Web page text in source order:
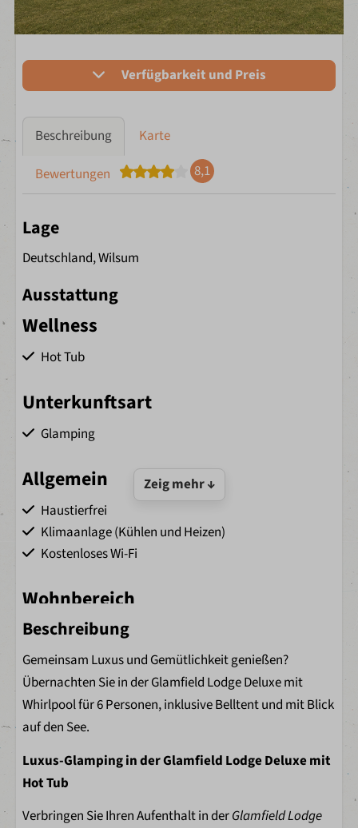
Verfügbarkeit und Preis
Beschreibung
Karte
Bewertungen
8,1
Lage
Deutschland, Wilsum
Ausstattung
Wellness
Hot Tub
Unterkunftsart
Glamping
Allgemein
Haustierfrei
Klimaanlage (Kühlen und Heizen)
Kostenloses Wi-Fi
Wohnbereich
Essecke
Schlafzimmer
Bettwäsche mit bezogenen Betten bei Ankunft
Bettwäsche inklusive
3 Schlafzimmer
Bettdecken
Kopfkissen
Kleiderschränke
Zeig mehr ↓
Beschreibung
Gemeinsam Luxus und Gemütlichkeit genießen?
Übernachten Sie in der Glamfield Lodge Deluxe mit
Whirlpool für 6 Personen, inklusive Belltent und mit Blick
auf den See.
Luxus-Glamping in der Glamfield Lodge Deluxe mit
Hot Tub
Verbringen Sie Ihren Aufenthalt in derGlamfield Lodge